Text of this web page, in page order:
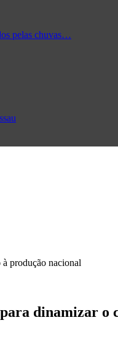
pelas chuvas…
produção nacional
dinamizar o